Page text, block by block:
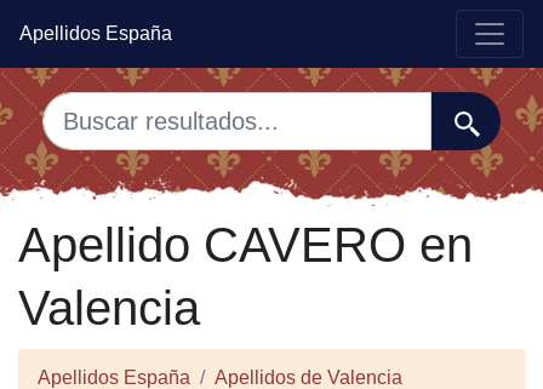
Apellidos España
Apellido CAVERO en
Valencia
Apellidos España
Apellidos de Valencia